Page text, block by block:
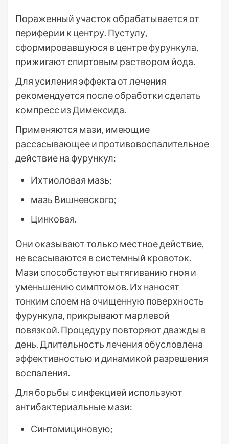
Пораженный участок обрабатывается от
периферии к центру. Пустулу,
сформировавшуюся в центре фурункула,
прижигают спиртовым раствором йода.
Для усиления эффекта от лечения
рекомендуется после обработки сделать
компресс из Димексида.
Применяются мази, имеющие
рассасывающее и противовоспалительное
действие на фурункул:
Ихтиоловая мазь;
мазь Вишневского;
Цинковая.
Они оказывают только местное действие,
не всасываются в системный кровоток.
Мази способствуют вытягиванию гноя и
уменьшению симптомов. Их наносят
тонким слоем на очищенную поверхность
фурункула, прикрывают марлевой
повязкой. Процедуру повторяют дважды в
день. Длительность лечения обусловлена
эффективностью и динамикой разрешения
воспаления.
Для борьбы с инфекцией используют
антибактериальные мази:
Синтомициновую;